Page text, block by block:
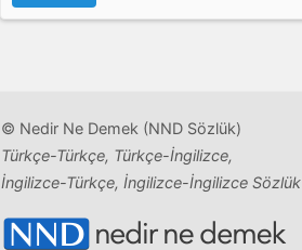
© Nedir Ne Demek (NND Sözlük)
Türkçe-Türkçe, Türkçe-İngilizce,
İngilizce-Türkçe, İngilizce-İngilizce Sözlük